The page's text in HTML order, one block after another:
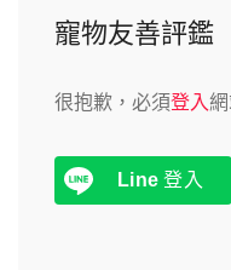
寵物友善評鑑
很抱歉，必須登入
Line 登入